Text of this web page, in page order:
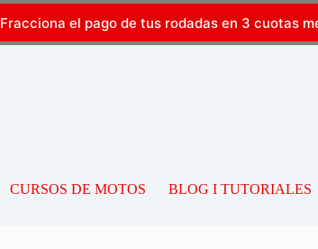
Fracciona el pago de tus rodadas en 3 cuotas
CURSOS DE MOTOS BLOG I TUTORIALES